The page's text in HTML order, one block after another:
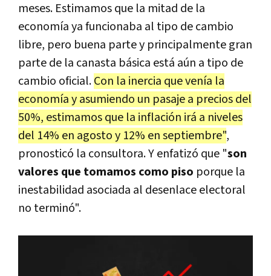
meses. Estimamos que la mitad de la
economía ya funcionaba al tipo de cambio
libre, pero buena parte y principalmente gran
parte de la canasta básica está aún a tipo de
cambio oficial.Con la inercia que venía la
economía y asumiendo un pasaje a precios del
50%, estimamos que la inflación irá a niveles
del 14% en agosto y 12% en septiembre",
pronosticó la consultora. Y enfatizó que "son
valores que tomamos como piso porque la
inestabilidad asociada al desenlace electoral
no terminó".